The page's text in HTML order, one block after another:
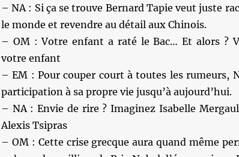
– NA : Si ça se trouve Bernard Tapie veut juste
le monde et revendre au détail aux Chinois.
– OM : Votre enfant a raté le Bac… Et alors ?
votre enfant
– EM : Pour couper court à toutes les rumeurs,
participation à sa propre vie jusqu’à aujourd’hui.
– NA : Envie de rire ? Imaginez Isabelle
Alexis Tsipras
– OM : Cette crise grecque aura quand même